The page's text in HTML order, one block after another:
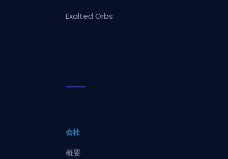
Exalted Orbs
会社
概要